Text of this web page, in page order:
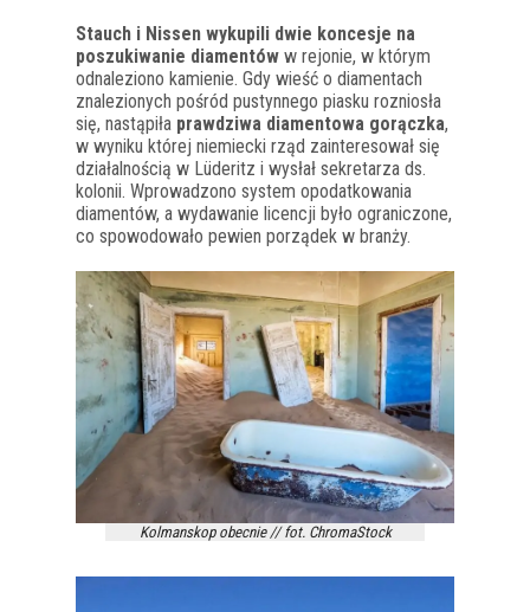
Stauch i Nissen wykupili dwie koncesje na
poszukiwanie diamentów w rejonie, w którym
odnaleziono kamienie. Gdy wieść o diamentach
znalezionych pośród pustynnego piasku rozniosła
się, nastąpiła prawdziwa diamentowa gorączka,
w wyniku której niemiecki rząd zainteresował się
działalnością w Lüderitz i wysłał sekretarza ds.
kolonii. Wprowadzono system opodatkowania
diamentów, a wydawanie licencji było ograniczone,
co spowodowało pewien porządek w branży.
Kolmanskop obecnie // fot. ChromaStock